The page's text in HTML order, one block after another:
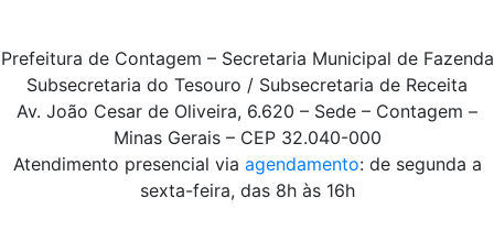
Prefeitura de Contagem – Secretaria Municipal de Fazenda
Subsecretaria do Tesouro / Subsecretaria de Receita
Av. João Cesar de Oliveira, 6.620 – Sede – Contagem –
Minas Gerais – CEP 32.040-000
Atendimento presencial via agendamento: de segunda a
sexta-feira, das 8h às 16h